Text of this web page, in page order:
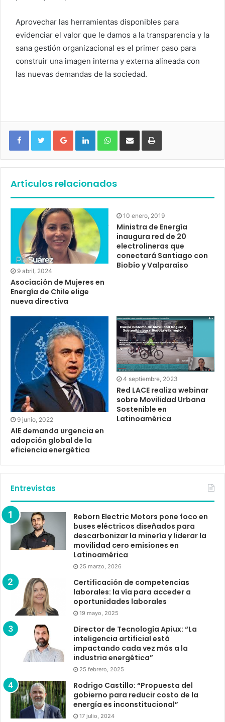
Aprovechar las herramientas disponibles para
evidenciar el valor que le damos a la transparencia y la
sana gestión organizacional es el primer paso para
construir una imagen interna y externa alineada con
las nuevas demandas de la sociedad.
Google+ LinkedIn WhatsApp
Artículos relacionados
9 abril, 2024
Asociación de Mujeres en
Energía de Chile elige
nueva directiva
10 enero, 2019
Ministra de Energía
inaugura red de 20
electrolineras que
conectará Santiago con
Biobío y Valparaíso
9 junio, 2022
AIE demanda urgencia en
adopción global de la
eficiencia energética
4 septiembre, 2023
Red LACE realiza webinar
sobre Movilidad Urbana
Sostenible en
Latinoamérica
Entrevistas
Reborn Electric Motors pone foco en
buses eléctricos diseñados para
descarbonizar la minería y liderar la
movilidad cero emisiones en
Latinoamérica
25 marzo, 2026
Certificación de competencias
laborales: la vía para acceder a
oportunidades laborales
19 mayo, 2025
Director de Tecnología Apiux: “La
inteligencia artificial está
impactando cada vez más a la
industria energética”
25 febrero, 2025
Rodrigo Castillo: “Propuesta del
gobierno para reducir costo de la
energía es inconstitucional”
17 julio, 2024